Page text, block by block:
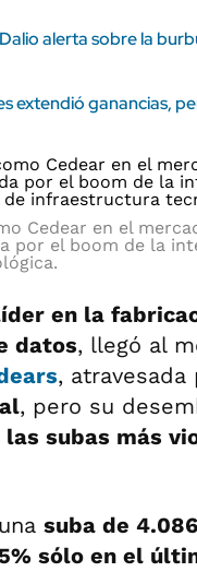
alerta sobre la
extendió ganancias,
Cedear en el
por el boom de la
en la
datos, llegó al
, atravesada
, pero su
las subas más
suba de
sólo en el